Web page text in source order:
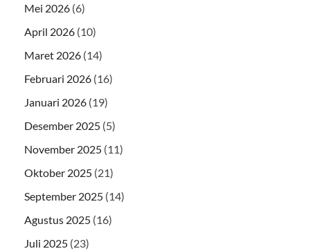
Mei 2026 (6)
April 2026 (10)
Maret 2026 (14)
Februari 2026 (16)
Januari 2026 (19)
Desember 2025 (5)
November 2025 (11)
Oktober 2025 (21)
September 2025 (14)
Agustus 2025 (16)
Juli 2025 (23)